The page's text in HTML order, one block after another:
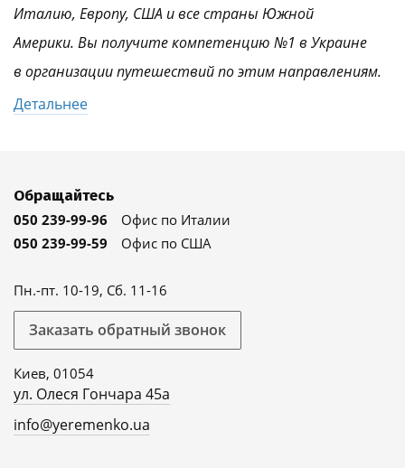
Италию, Европу, США и все страны Южной
Америки. Вы получите компетенцию №1 в Украине
в организации путешествий по этим направлениям.
Детальнее
Обращайтесь
050 239-99-96
Офис по Италии
050 239-99-59
Офис по США
Пн.-пт. 10-19, Сб. 11-16
Заказать обратный звонок
Киев, 01054
ул. Олеся Гончара 45а
info@yeremenko.ua